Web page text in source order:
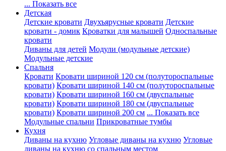
... Показать все
Детская
Детские кровати Двухъярусные кровати Детские
кровати - домик Кроватки для малышей Односпальные
кровати
Диваны для детей Модули (модульные детские)
Модульные детские
Спальня
Кровати Кровати шириной 120 см (полутороспальные
кровати) Кровати шириной 140 см (полутороспальные
кровати) Кровати шириной 160 см (двуспальные
кровати) Кровати шириной 180 см (двуспальные
кровати) Кровати шириной 200 см ... Показать все
Модульные спальни Прикроватные тумбы
Кухня
Диваны на кухню Угловые диваны на кухню Угловые
диваны на кухню со спальным местом